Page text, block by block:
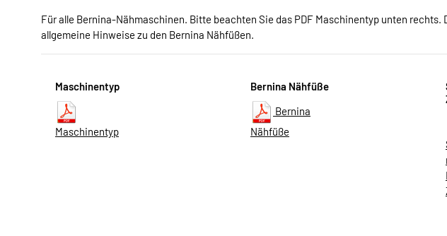
Für alle Bernina-Nähmaschinen. Bitte beachten Sie das PDF Maschinentyp unten rechts.
allgemeine Hinweise zu den Bernina Nähfüßen.
Maschinentyp
Maschinentyp
Bernina Nähfüße
Bernina
Nähfüße